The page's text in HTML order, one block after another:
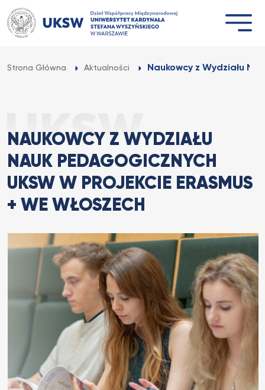
Przejdź
do
treści
Strona Główna Aktualności Naukowcy z Wydziału
NAUKOWCY Z WYDZIAŁU
NAUK PEDAGOGICZNYCH
UKSW W PROJEKCIE ERASMUS
+ WE WŁOSZECH